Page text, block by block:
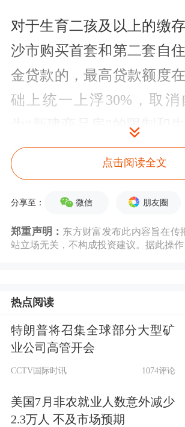
对于生育二孩及以上的缴
沙市购买首套和第二套自
金贷款的，最高贷款额度
础上统一上浮30%，取消
为“新建商品房”的限制和
孩分别上浮20%、30%的差
对于35周岁（含）以下获
及以上学历的长沙市单位缴
家庭，在长沙市购买首套
万元。
缴存人家庭同时符合多种可
度情形的，以最高可上浮
累加计算。
点击阅读全文
分享至： 微信 朋友圈
郑重声明： 东方财富发布此内容旨在传
站立场无关，不构成投资建议。据此操作
热点阅读
特朗普将召集全球部分大型矿
业公司高管开会
CCTV国际时讯 1074评论
美国7月非农就业人数意外减少
2.3万人 不及市场预期